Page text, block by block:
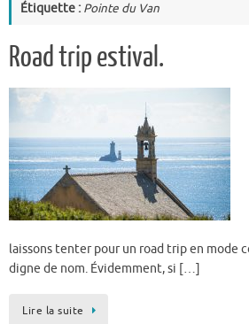
Étiquette : Pointe du Van
Road trip estival.
laissons tenter pour un road trip en mode
digne de nom. Évidemment, si […]
Lire la suite